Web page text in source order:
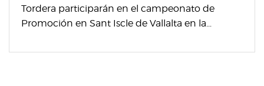
Tordera participarán en el campeonato de
Promoción en Sant Iscle de Vallalta en la...